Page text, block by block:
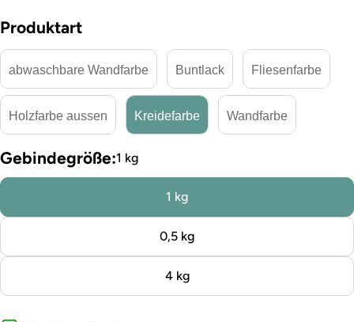
Produktart
abwaschbare Wandfarbe Buntlack Fliesenfarbe
Holzfarbe aussen Kreidefarbe Wandfarbe
Gebindegröße:1 kg
1 kg
0,5 kg
4 kg